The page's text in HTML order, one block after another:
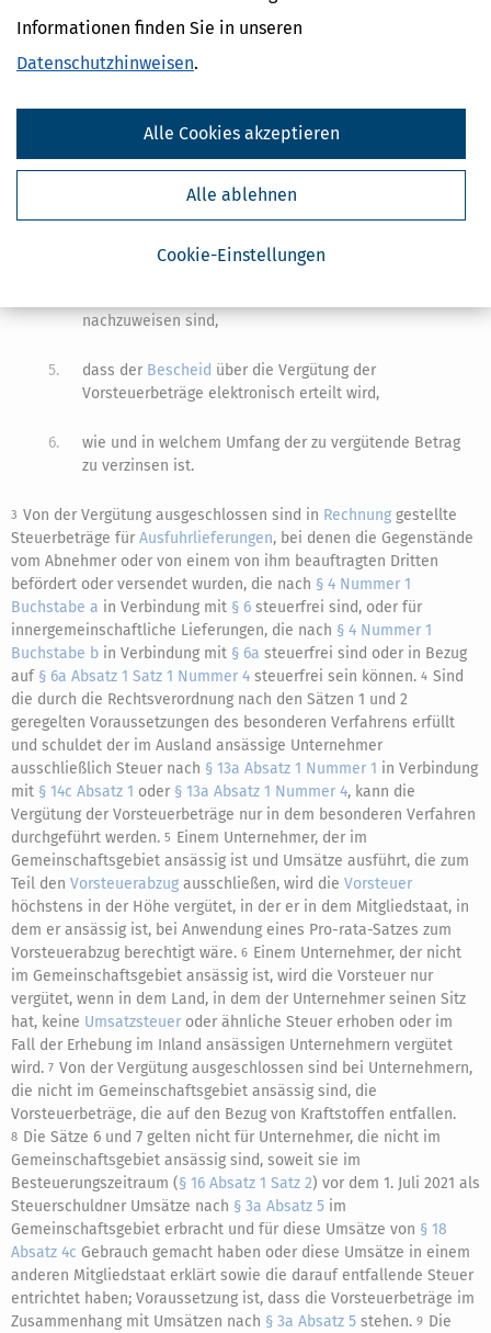
Informationen finden Sie in unseren
Datenschutzhinweisen.
Cookie-Einstellungen
Alle ablehnen
Alle Cookies akzeptieren
1.
dass die Vergütung nur erfolgt, wenn sie eine bestimmte
innerhalb welcher Frist der Vergütungsantrag zu stellen
in welchen Fällen der Unternehmer den Antrag
eigenhändig zu unterschreiben hat,
nachzuweisen sind,
5. dass der Bescheid über die Vergütung der
Vorsteuerbeträge elektronisch erteilt wird,
6.
wie und in welchem Umfang der zu vergütende Betrag
zu verzinsen ist.
3 Von der Vergütung ausgeschlossen sind in Rechnung gestellte
Steuerbeträge für Ausfuhrlieferungen, bei denen die Gegenstände
vom Abnehmer oder von einem von ihm beauftragten Dritten
befördert oder versendet wurden, die nach § 4 Nummer 1
Buchstabe a in Verbindung mit § 6 steuerfrei sind, oder für
innergemeinschaftliche Lieferungen, die nach § 4 Nummer 1
Buchstabe b in Verbindung mit § 6a steuerfrei sind oder in Bezug
auf § 6a Absatz 1 Satz 1 Nummer 4 steuerfrei sein können. 4 Sind
die durch die Rechtsverordnung nach den Sätzen 1 und 2
geregelten Voraussetzungen des besonderen Verfahrens erfüllt
und schuldet der im Ausland ansässige Unternehmer
ausschließlich Steuer nach § 13a Absatz 1 Nummer 1 in Verbindung
mit § 14c Absatz 1 oder § 13a Absatz 1 Nummer 4, kann die
Vergütung der Vorsteuerbeträge nur in dem besonderen Verfahren
durchgeführt werden. 5 Einem Unternehmer, der im
Gemeinschaftsgebiet ansässig ist und Umsätze ausführt, die zum
Teil den Vorsteuerabzug ausschließen, wird die Vorsteuer
höchstens in der Höhe vergütet, in der er in dem Mitgliedstaat, in
dem er ansässig ist, bei Anwendung eines Pro-rata-Satzes zum
Vorsteuerabzug berechtigt wäre. 6 Einem Unternehmer, der nicht
im Gemeinschaftsgebiet ansässig ist, wird die Vorsteuer nur
vergütet, wenn in dem Land, in dem der Unternehmer seinen Sitz
hat, keine Umsatzsteuer oder ähnliche Steuer erhoben oder im
Fall der Erhebung im Inland ansässigen Unternehmern vergütet
wird. 7 Von der Vergütung ausgeschlossen sind bei Unternehmern,
die nicht im Gemeinschaftsgebiet ansässig sind, die
Vorsteuerbeträge, die auf den Bezug von Kraftstoffen entfallen.
8 Die Sätze 6 und 7 gelten nicht für Unternehmer, die nicht im
Gemeinschaftsgebiet ansässig sind, soweit sie im
Besteuerungszeitraum (§ 16 Absatz 1 Satz 2) vor dem 1. Juli 2021 als
Steuerschuldner Umsätze nach § 3a Absatz 5 im
Gemeinschaftsgebiet erbracht und für diese Umsätze von § 18
Absatz 4c Gebrauch gemacht haben oder diese Umsätze in einem
anderen Mitgliedstaat erklärt sowie die darauf entfallende Steuer
entrichtet haben; Voraussetzung ist, dass die Vorsteuerbeträge im
Zusammenhang mit Umsätzen nach § 3a Absatz 5 stehen. 9 Die